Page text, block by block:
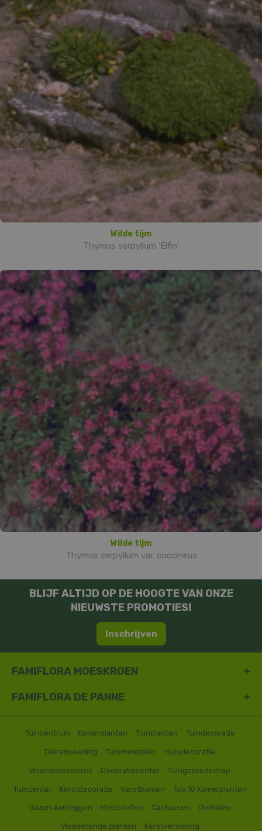
Wilde tijm
Thymus serpyllum 'Elfin'
Wilde tijm
Thymus serpyllum var. coccineus
BLIJF ALTIJD OP DE HOOGTE VAN ONZE
NIEUWSTE PROMOTIES!
Inschrijven
FAMIFLORA MOESKROEN
FAMIFLORA DE PANNE
Tuincentrum Kamerplanten Tuinplanten Tuindecoratie
Dierenvoeding Tuinmeubelen Huisdecoratie
Woonaccessoires Decoratiecenter Tuingereedschap
Tuincenter Kerstdecoratie Kerstbomen Top 10 Kamerplanten
Gazon Aanleggen Meststoffen Cactussen Orchidee
Vleesetende planten Kerstversiering